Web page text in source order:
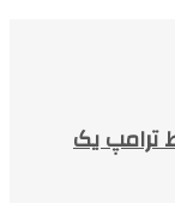
ترامپ یک